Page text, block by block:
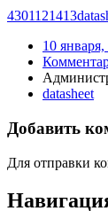
4301121413
10
datasheet
Добавить
Для отправки